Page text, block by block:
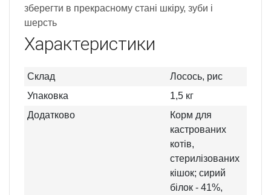
зберегти в прекрасному стані шкіру, зуби і
шерсть
Характеристики
Склад
Лосось, рис
Упаковка
1,5 кг
Додатково
Корм для
кастрованих
котів,
стерилізованих
кішок; сирий
білок - 41%,